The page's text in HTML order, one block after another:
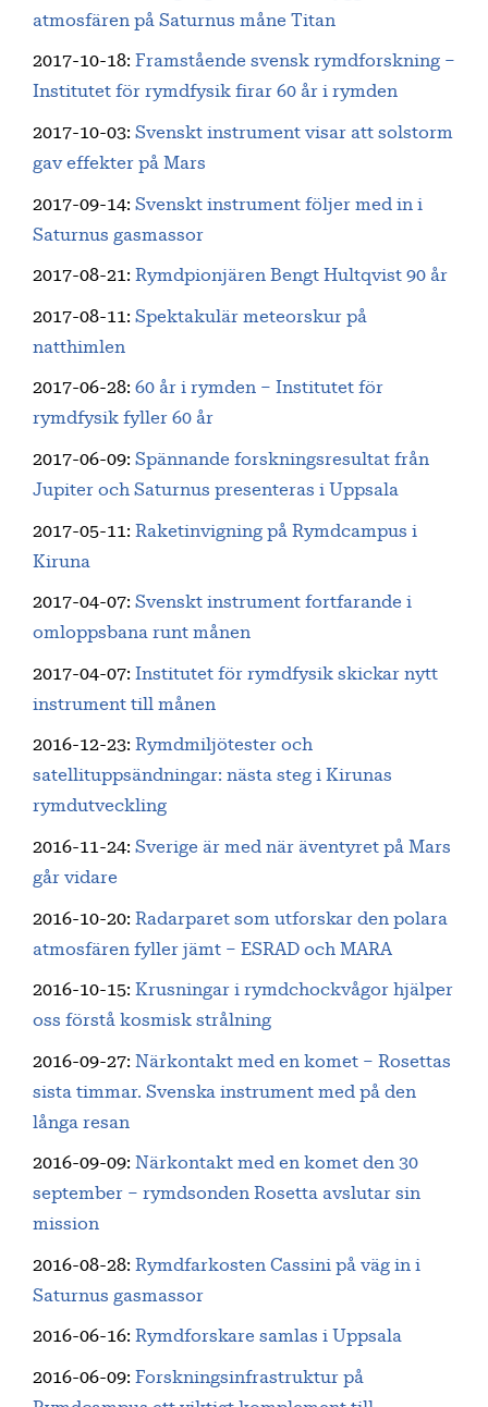
atmosfären på Saturnus måne Titan
2017-10-18: Framstående svensk rymdforskning –
Institutet för rymdfysik firar 60 år i rymden
2017-10-03: Svenskt instrument visar att solstorm
gav effekter på Mars
2017-09-14: Svenskt instrument följer med in i
Saturnus gasmassor
2017-08-21 : Rymdpionjären Bengt Hultqvist 90 år
2017-08-11 : Spektakulär meteorskur på
natthimlen
2017-06-28: 60 år i rymden – Institutet för
rymdfysik fyller 60 år
2017-06-09: Spännande forskningsresultat från
Jupiter och Saturnus presenteras i Uppsala
2017-05-11 : Raketinvigning på Rymdcampus i
Kiruna
2017-04-07: Svenskt instrument fortfarande i
omloppsbana runt månen
2017-04-07:
Institutet för rymdfysik skickar nytt
instrument till månen
2016-12-23: Rymdmiljötester och
satellituppsändningar: nästa steg i Kirunas
rymdutveckling
2016-11-24: Sverige är med när äventyret på Mars
går vidare
2016-10-20: Radarparet som utforskar den polara
atmosfären fyller jämt – ESRAD och MARA
2016-10-15: Krusningar i rymdchockvågor hjälper
oss förstå kosmisk strålning
2016-09-27: Närkontakt med en komet – Rosettas
sista timmar. Svenska instrument med på den
långa resan
2016-09-09: Närkontakt med en komet den 30
september – rymdsonden Rosetta avslutar sin
mission
2016-08-28: Rymdfarkosten Cassini på väg in i
Saturnus gasmassor
2016-06-16: Rymdforskare samlas i Uppsala
2016-06-09: Forskningsinfrastruktur på